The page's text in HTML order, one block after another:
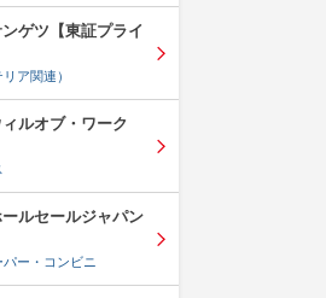
ゲツ【東証プライ
ア関連）
ルオブ・ワーク
ルセールジャパン
ー・コンビニ